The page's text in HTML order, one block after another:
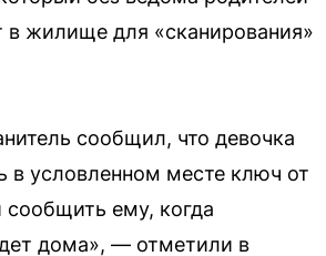
в жилище для «сканирования»
сообщил, что девочка
в условленном месте ключ от
сообщить ему, когда
дома», — отметили в